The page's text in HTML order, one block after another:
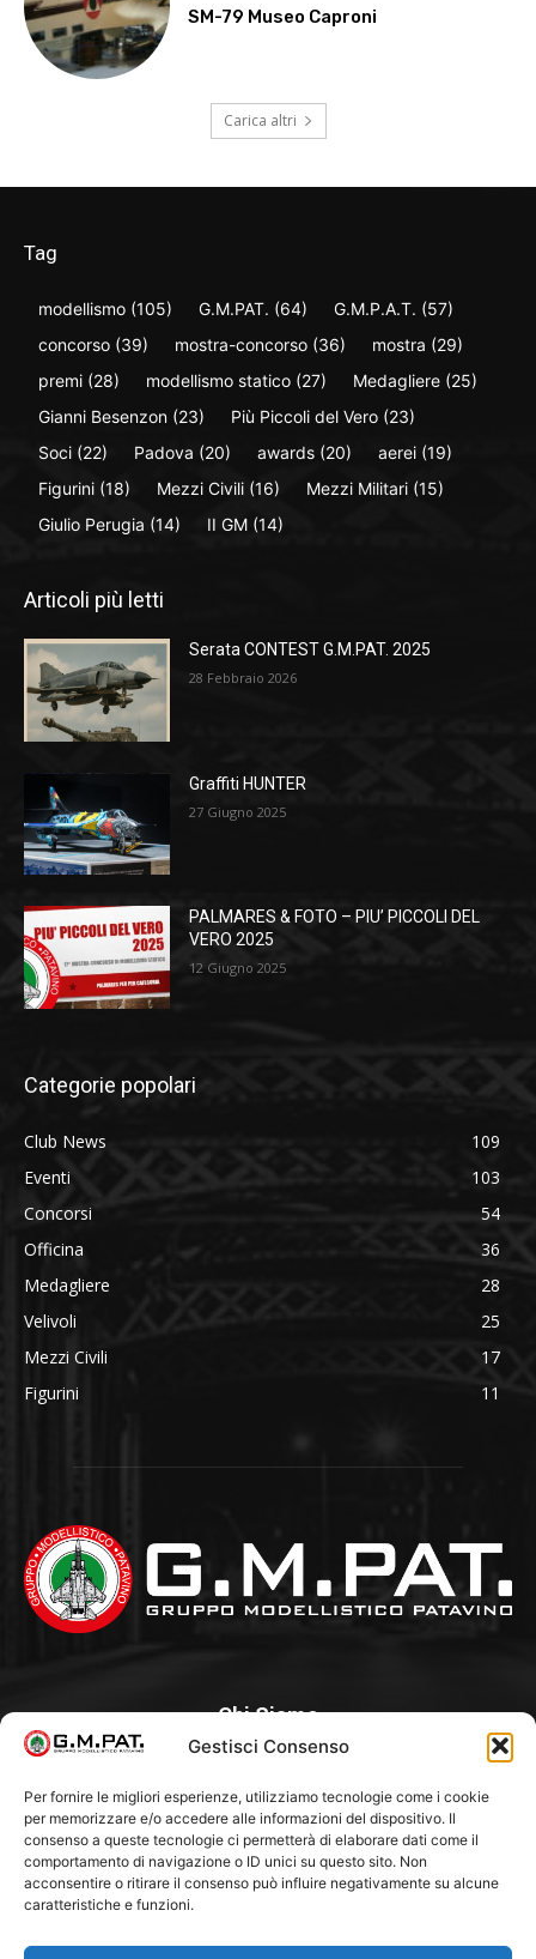
Gestisci Consenso
Per fornire le migliori esperienze, utilizziamo tecnologie come i cookie
per memorizzare e/o accedere alle informazioni del dispositivo. Il
consenso a queste tecnologie ci permetterà di elaborare dati come il
comportamento di navigazione o ID unici su questo sito. Non
acconsentire o ritirare il consenso può influire negativamente su alcune
caratteristiche e funzioni.
SM-79 Museo Caproni
Carica altri
Tag
modellismo (105) G.M.PAT. (64) G.M.P.A.T. (57)
concorso (39) mostra-concorso (36) mostra (29)
premi (28) modellismo statico (27) Medagliere (25)
Gianni Besenzon (23) Più Piccoli del Vero (23)
Soci (22) Padova (20) awards (20) aerei (19)
Figurini (18) Mezzi Civili (16) Mezzi Militari (15)
Giulio Perugia (14) II GM (14)
Articoli più letti
Serata CONTEST G.M.PAT. 2025
28 Febbraio 2026
Graffiti HUNTER
27 Giugno 2025
PALMARES & FOTO – PIU’ PICCOLI DEL
VERO 2025
12 Giugno 2025
Categorie popolari
Club News
109
Eventi
103
Concorsi
54
Officina
36
Medagliere
28
Velivoli
25
Mezzi Civili
17
Figurini
11
Chi Siamo
l’intento di creare a Padova un punto di aggregazione e di
riferimento per l’hobby del modellismo statico. Tra i Soci
“fondatori” ci sono Franco Callegari e Gianni Besenzon.
Seguici Su